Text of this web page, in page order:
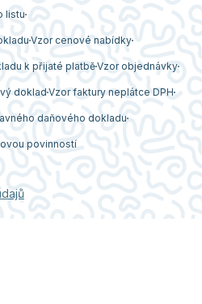
listu
Vzor cenové nabídky
k přijaté platběVzor objednávky
dokladVzor faktury neplátce DPH
daňového dokladu
povinností